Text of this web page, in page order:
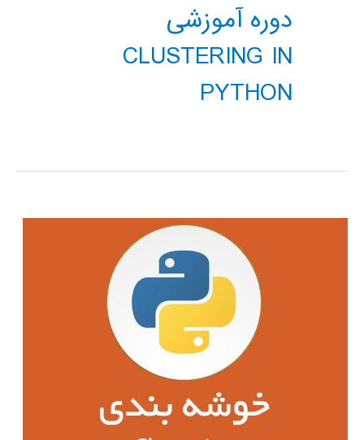
دوره آموزشی
CLUSTERING IN
PYTHON